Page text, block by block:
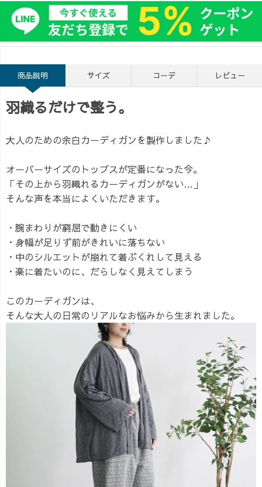
商品説明 サイズ コーデ レビュー
羽織るだけで整う。
大人のための余白カーディガンを製作しました♪
オーバーサイズのトップスが定番になった今。
「その上から羽織れるカーディガンがない…」
そんな声を本当によくいただきます。
・腕まわりが窮屈で動きにくい
・身幅が足りず前がきれいに落ちない
・中のシルエットが崩れて着ぶくれして見える
・楽に着たいのに、だらしなく見えてしまう
このカーディガンは、
そんな大人の日常のリアルなお悩みから生まれました。